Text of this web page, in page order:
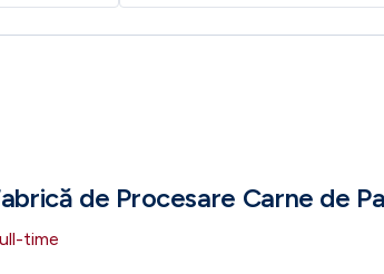
de Procesare Carne de
time